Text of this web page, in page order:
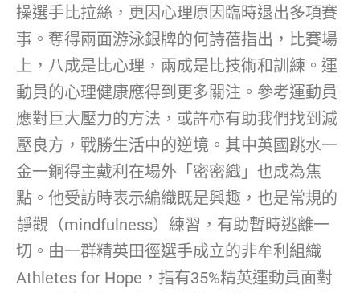
操選手比拉絲，更因心理原因臨時退出多項賽
事。奪得兩面游泳銀牌的何詩蓓指出，比賽場
上，八成是比心理，兩成是比技術和訓練。運
動員的心理健康應得到更多關注。參考運動員
應對巨大壓力的方法，或許亦有助我們找到減
壓良方，戰勝生活中的逆境。其中英國跳水一
金一銅得主戴利在場外「密密織」也成為焦
點。他受訪時表示編織既是興趣，也是常規的
靜觀（mindfulness）練習，有助暫時逃離一
切。由一群精英田徑選手成立的非牟利組織
Athletes for Hope，指有35%精英運動員面對